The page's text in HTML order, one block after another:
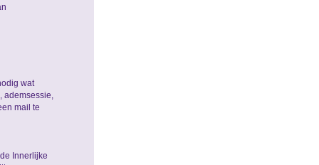
wat
mail te
de Innerlijke